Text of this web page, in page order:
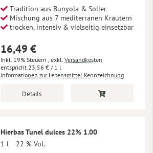
Tradition aus Bunyola & Soller
Mischung aus 7 mediterranen Kräutern
trocken, intensiv & vielseitig einsetzbar
16,49 €
Inkl. 19% Steuern , exkl. Versandkosten
23,56 € / 1 l
Informationen zur Lebensmittel Kennzeichnung
Details
Hierbas Tunel dulces 22% 1.00
1 l
22 % Vol.